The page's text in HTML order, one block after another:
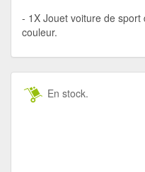
1X Jouet voiture de
couleur.
En stock.